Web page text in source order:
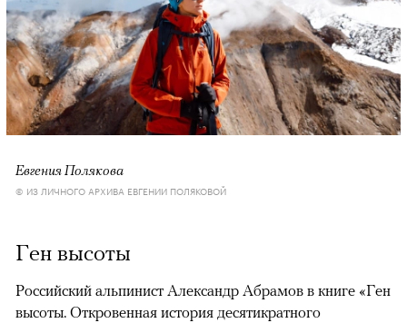
Евгения Полякова
© ИЗ ЛИЧНОГО АРХИВА ЕВГЕНИИ ПОЛЯКОВОЙ
Ген высоты
Российский альпинист Александр Абрамов в книге «Ген
высоты. Откровенная история десятикратного